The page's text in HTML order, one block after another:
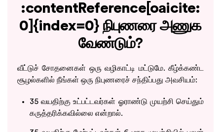
:contentReference[oaicite:
0]{index=0} நிபுணரை அணுக
வேண்டும்?
வீட்டுச் சோதனைகள் ஒரு வழிகாட்டி மட்டுமே. கீழ்க்கண்ட
சூழல்களில் நீங்கள் ஒரு நிபுணரைச் சந்திப்பது அவசியம்:
35 வயதிற்கு உட்பட்டவர்கள் ஓராண்டு முயற்சி செய்தும்
கருத்தரிக்கவில்லை என்றால்.